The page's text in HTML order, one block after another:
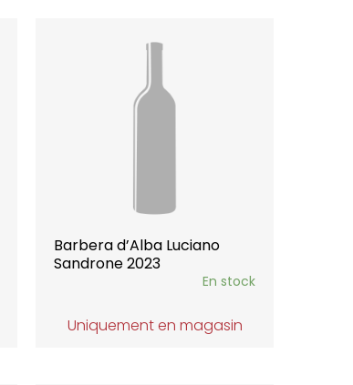
Barbera d’Alba Luciano
Sandrone 2023
En stock
Uniquement en magasin